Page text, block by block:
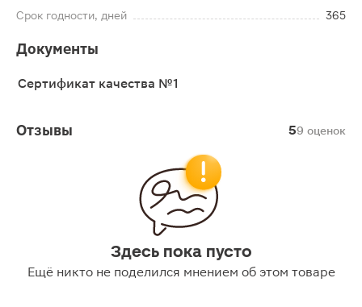
Срок годности, дней 365
Документы
Сертификат качества №1
Отзывы 59 оценок
Здесь пока пусто
Ещё никто не поделился мнением об этом товаре